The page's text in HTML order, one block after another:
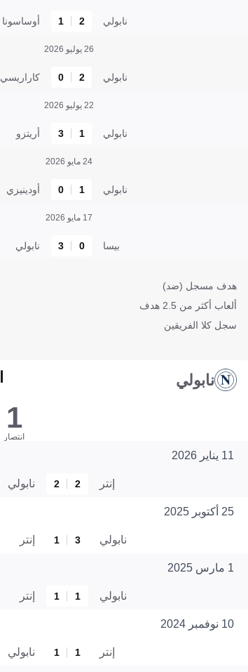
نابولي 2
1 أوساسونا
26 يوليو 2026
نابولي 2
0 كاراريسي
22 يوليو 2026
نابولي 1
3 أريتزو
24 مايو 2026
نابولي 1
0 أودينيزي
17 مايو 2026
بيسا 0
3 نابولي
هدف مسجل (ضد)
ألعاب أكثر من 2.5 هدف
سجل كلا الفريقين
نابولي
1
انتصار
11 يناير 2026
إنتر 2
2 نابولي
25 أكتوبر 2025
نابولي 3
1 إنتر
1 مارس 2025
نابولي 1
1 إنتر
10 نوفمبر 2024
إنتر 1
1 نابولي